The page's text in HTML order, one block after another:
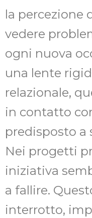
la percezione
vedere
ogni nuova
una lente
relazionale,
in contatto
predisposto a
Nei progetti
iniziativa
a fallire.
interrotto,